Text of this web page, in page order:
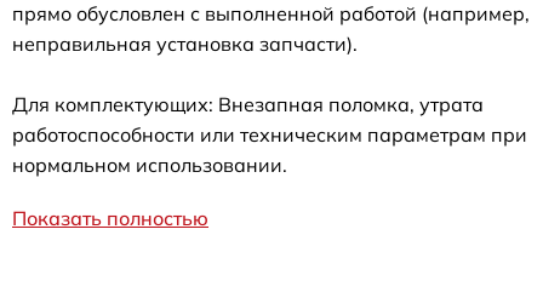
прямо обусловлен с выполненной работой (например,
неправильная установка запчасти).
Для комплектующих: Внезапная поломка, утрата
работоспособности или техническим параметрам при
нормальном использовании.
Показать полностью